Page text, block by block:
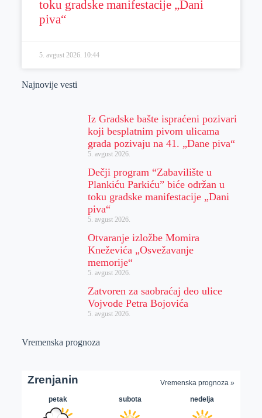
toku gradske manifestacije „Dani
piva“
5. avgust 2026. 10:44
Najnovije vesti
Iz Gradske bašte ispraćeni pozivari
koji besplatnim pivom ulicama
grada pozivaju na 41. „Dane piva“
5. avgust 2026.
Dečji program “Zabavilište u
Plankiću Parkiću” biće održan u
toku gradske manifestacije „Dani
piva“
5. avgust 2026.
Otvaranje izložbe Momira
Kneževića „Osvežavanje
memorije“
5. avgust 2026.
Zatvoren za saobraćaj deo ulice
Vojvode Petra Bojovića
5. avgust 2026.
Vremenska prognoza